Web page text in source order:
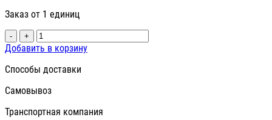
Заказ от 1 единиц
- +
Добавить в корзину
Способы доставки
Самовывоз
Транспортная компания